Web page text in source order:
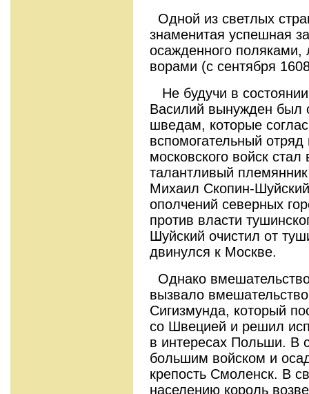
Одной из светлых
знаменитая успешная
осажденного поляками,
ворами (с сентября
Не будучи в
Василий вынужден был
шведам, которые
вспомогательный
московского войск
талантливый
Михаил Скопин-
ополчений северных
против власти
Шуйский очистил от
двинулся к Москве.
Однако
вызвало
Сигизмунда, который
со Швецией и решил
в интересах Польши. В
большим войском и
крепость Смоленск. В
населению король